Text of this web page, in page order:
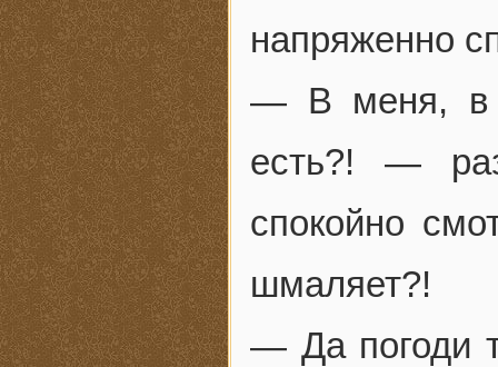
напряженно
— В меня, в
есть?! —
спокойно
шмаляет?!
— Да погоди